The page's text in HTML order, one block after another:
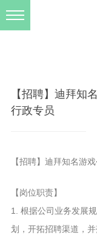
【招聘】迪拜知
行政专员
【招聘】迪拜知名游
【岗位职责】
1. 根据公司业务发展
划，开拓招聘渠道，